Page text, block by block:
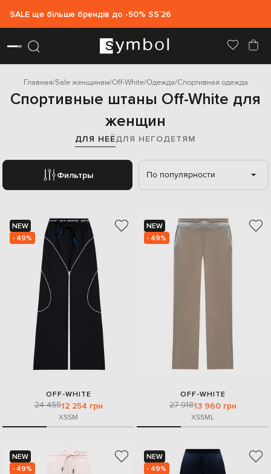
SALE ще більше брендів до -50% SS`26
Главная Sale женщинам Off-White Одежда Спортивная одежда
Спортивные штаны Off-White для
женщин
ДЛЯ НЕЁДЛЯ НЕГОДЕТЯМ
Фильтры По популярности
NEW
- 49%
OFF-WHITE
24 45512 254 грн
XSSM
NEW
- 49%
OFF-WHITE
27 91813 960 грн
XSSML
NEW
- 49%
NEW
- 49%